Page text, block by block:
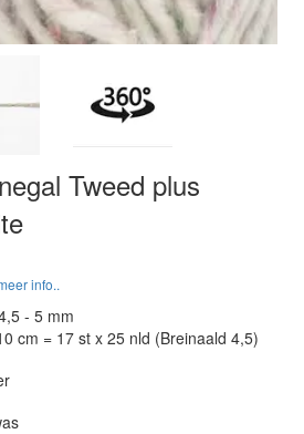
Tweed plus
info..
- 5 mm
cm = 17 st x 25 nld (Breinaald 4,5)